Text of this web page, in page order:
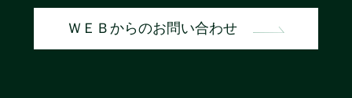
ＷＥＢからのお問い合わせ